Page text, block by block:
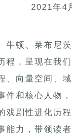
2021年4
牛顿、莱布
程，呈现在我
、向量空间、
件和核心人物
戏剧性进化历
能力，带领读